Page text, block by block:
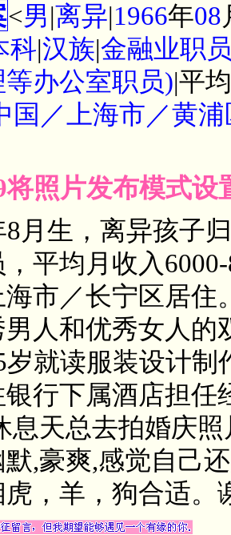
<男|离异|1966年08
科|汉族|金融业职
办公室职员)|平
国／上海市／黄浦
将照片发布模式
8月生，离异孩子
平均月收入
海市／长宁区居
人和优秀女人的
岁就读服装设计制
银行下属酒店担
息天总去拍婚庆
,豪爽,感觉自己
，羊，狗合适。